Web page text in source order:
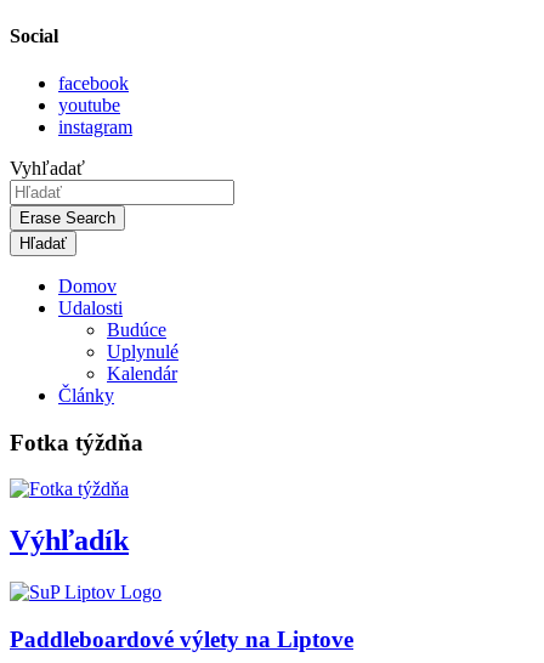
Social
facebook
youtube
instagram
Vyhľadať
Erase Search
Domov
Udalosti
Budúce
Uplynulé
Kalendár
Články
Fotka týždňa
Výhľadík
Paddleboardové výlety na Liptove